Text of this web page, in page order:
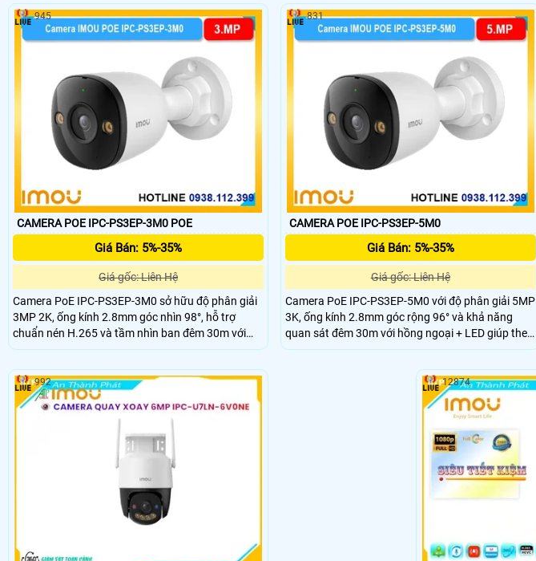
CAMERA POE IPC-PS3EP-3M0 POE
Giá Bán: 5%-35%
Giá gốc: Liên Hệ
Camera PoE IPC-PS3EP-3M0 sở hữu độ phân giải
3MP 2K, ống kính 2.8mm góc nhìn 98°, hỗ trợ
chuẩn nén H.265 và tầm nhìn ban đêm 30m với
LED + hồng ngoại. Tích hợp mic – loa đàm thoại 2
chuẩn chống nước IP67.
945
CAMERA POE IPC-PS3EP-5M0
Giá Bán: 5%-35%
Giá gốc: Liên Hệ
Camera PoE IPC-PS3EP-5M0 với độ phân giải 5MP
3K, ống kính 2.8mm góc rộng 96° và khả năng
quan sát đêm 30m với hồng ngoại + LED giúp theo
dõi rõ cả ngày lẫn đêm. IPC-PS3EP-5M0 cũng tích
người – phương tiện và lưu trữ thẻ MicroSD đến
831
992 12874